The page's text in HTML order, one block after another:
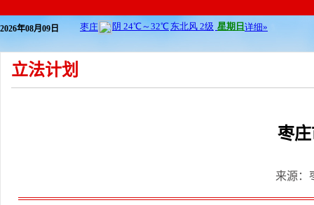
2026年08月09日
立法计划
枣
来源：